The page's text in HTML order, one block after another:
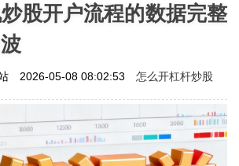
股开户流程的数据完整
2026-05-08 08:02:53 怎么开杠杆炒股